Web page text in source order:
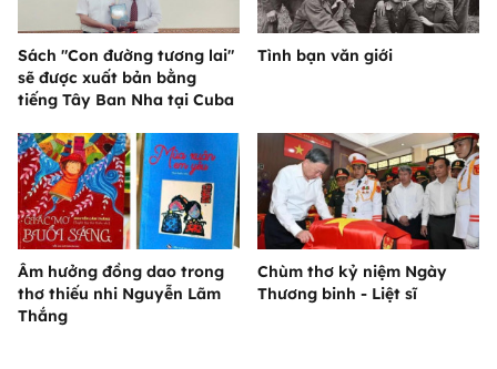
Sách "Con đường tương lai"
sẽ được xuất bản bằng
tiếng Tây Ban Nha tại Cuba
Tình bạn văn giới
Âm hưởng đồng dao trong
thơ thiếu nhi Nguyễn Lãm
Thắng
Chùm thơ kỷ niệm Ngày
Thương binh - Liệt sĩ